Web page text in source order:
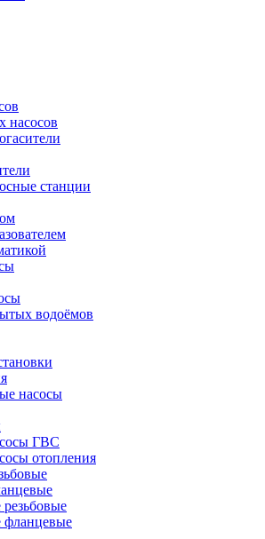
насосов
станции
водоёмов
насосы
ГВС
отопления
фланцевые